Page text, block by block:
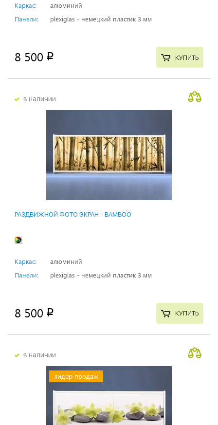
Каркас:
алюминий
Панели:
plexiglas - немецкий пластик 3 мм
8 500 p КУПИТЬ
в наличии
РАЗДВИЖНОЙ ФОТО ЭКРАН - BAMBOO
Каркас:
алюминий
Панели:
plexiglas - немецкий пластик 3 мм
8 500 p КУПИТЬ
в наличии
лидер продаж